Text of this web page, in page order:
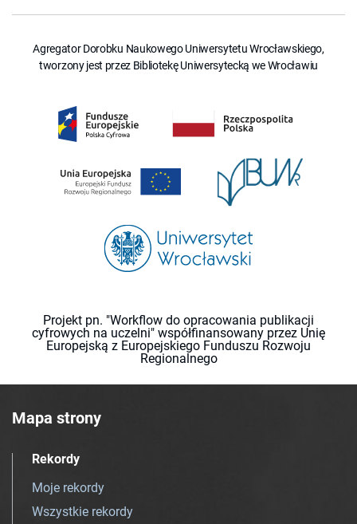
Agregator Dorobku Naukowego Uniwersytetu Wrocławskiego,
tworzony jest przez Bibliotekę Uniwersytecką we Wrocławiu
Projekt pn. "Workflow do opracowania publikacji
cyfrowych na uczelni" współfinansowany przez Unię
Europejską z Europejskiego Funduszu Rozwoju
Regionalnego
Mapa strony
Rekordy
Moje rekordy
Wszystkie rekordy